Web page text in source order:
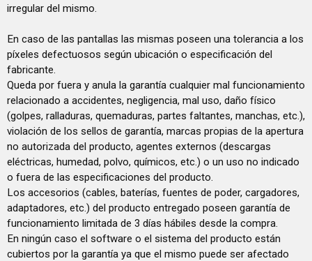
irregular del mismo.
En caso de las pantallas las mismas poseen una tolerancia a los
píxeles defectuosos según ubicación o especificación del
fabricante.
Queda por fuera y anula la garantía cualquier mal funcionamiento
relacionado a accidentes, negligencia, mal uso, daño físico
(golpes, ralladuras, quemaduras, partes faltantes, manchas, etc.),
violación de los sellos de garantía, marcas propias de la apertura
no autorizada del producto, agentes externos (descargas
eléctricas, humedad, polvo, químicos, etc.) o un uso no indicado
o fuera de las especificaciones del producto.
Los accesorios (cables, baterías, fuentes de poder, cargadores,
adaptadores, etc.) del producto entregado poseen garantía de
funcionamiento limitada de 3 días hábiles desde la compra.
En ningún caso el software o el sistema del producto están
cubiertos por la garantía ya que el mismo puede ser afectado